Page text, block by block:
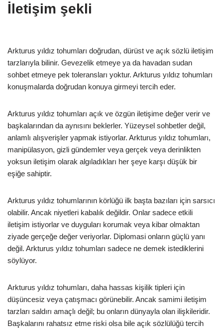
İletişim şekli
Arkturus yıldız tohumları doğrudan, dürüst ve açık sözlü iletişim
tarzlarıyla bilinir. Gevezelik etmeye ya da havadan sudan
sohbet etmeye pek toleransları yoktur. Arkturus yıldız tohumları
konuşmalarda doğrudan konuya girmeyi tercih eder.
Arkturus yıldız tohumları açık ve özgün iletişime değer verir ve
başkalarından da aynısını beklerler. Yüzeysel sohbetler değil,
anlamlı alışverişler yapmak istiyorlar. Arkturus yıldız tohumları,
manipülasyon, gizli gündemler veya gerçek veya derinlikten
yoksun iletişim olarak algıladıkları her şeye karşı düşük bir
eşiğe sahiptir.
Arkturus yıldız tohumlarının körlüğü ilk başta bazıları için sarsıcı
olabilir. Ancak niyetleri kabalık değildir. Onlar sadece etkili
iletişim istiyorlar ve duyguları korumak veya kibar olmaktan
ziyade gerçeğe değer veriyorlar. Diplomasi onların güçlü yanı
değil. Arkturus yıldız tohumları sadece ne demek istediklerini
söylüyor.
Arkturus yıldız tohumları, daha hassas kişilik tipleri için
düşüncesiz veya çatışmacı görünebilir. Ancak samimi iletişim
tarzları saldırı amaçlı değil; bu onların dünyayla olan ilişkileridir.
Başkalarını rahatsız etme riski olsa bile açık sözlülüğü tercih